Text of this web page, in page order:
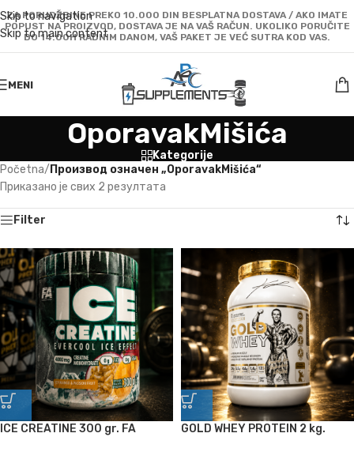
Skip to navigation
Skip to main content
ZA PORUDŽBINE PREKO 10.000 DIN BESPLATNA DOSTAVA / AKO IMATE
POPUST NA PROIZVOD, DOSTAVA JE NA VAŠ RAČUN. UKOLIKO PORUČITE
DO 14:00H RADNIM DANOM, VAŠ PAKET JE VEĆ SUTRA KOD VAS.
MENI
OporavakMišića
Kategorije
Početna/ Производ oзначен „OporavakMišića“
Приказано је свих 2 резултата
Filter
ICE CREATINE 300 gr. FA GOLD WHEY PROTEIN 2 kg.